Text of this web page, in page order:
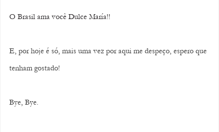
O Brasil ama você Dulce María!!
E, por hoje é só, mais uma vez por aqui me despeço, espero que
tenham gostado!
Bye, Bye.